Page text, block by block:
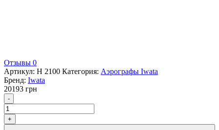
Отзывы 0
Артикул: H 2100 Категория: Аэрографы Iwata
Бренд: Iwata
20193 грн
- Количество
+